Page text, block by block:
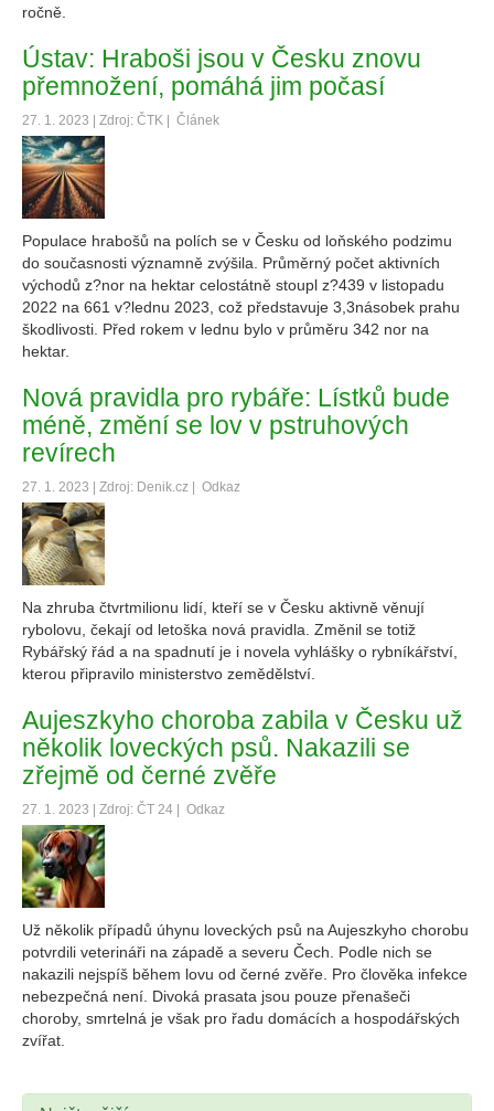
ročně.
Ústav: Hraboši jsou v Česku znovu
přemnožení, pomáhá jim počasí
27. 1. 2023 | Zdroj: ČTK | Článek
Populace hrabošů na polích se v Česku od loňského podzimu
do současnosti významně zvýšila. Průměrný počet aktivních
východů z?nor na hektar celostátně stoupl z?439 v listopadu
2022 na 661 v?lednu 2023, což představuje 3,3násobek prahu
škodlivosti. Před rokem v lednu bylo v průměru 342 nor na
hektar.
Nová pravidla pro rybáře: Lístků bude
méně, změní se lov v pstruhových
revírech
27. 1. 2023 | Zdroj: Denik.cz | Odkaz
Na zhruba čtvrtmilionu lidí, kteří se v Česku aktivně věnují
rybolovu, čekají od letoška nová pravidla. Změnil se totiž
Rybářský řád a na spadnutí je i novela vyhlášky o rybníkářství,
kterou připravilo ministerstvo zemědělství.
Aujeszkyho choroba zabila v Česku už
několik loveckých psů. Nakazili se
zřejmě od černé zvěře
27. 1. 2023 | Zdroj: ČT 24 | Odkaz
Už několik případů úhynu loveckých psů na Aujeszkyho chorobu
potvrdili veterináři na západě a severu Čech. Podle nich se
nakazili nejspíš během lovu od černé zvěře. Pro člověka infekce
nebezpečná není. Divoká prasata jsou pouze přenašeči
choroby, smrtelná je však pro řadu domácích a hospodářských
zvířat.